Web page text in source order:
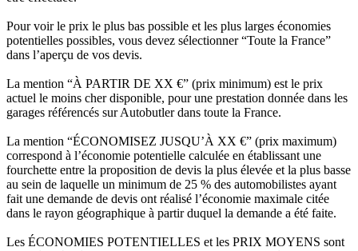
Pour voir le prix le plus bas possible et les plus larges économies
potentielles possibles, vous devez sélectionner “Toute la France”
dans l’aperçu de vos devis.
La mention “À PARTIR DE XX €” (prix minimum) est le prix
actuel le moins cher disponible, pour une prestation donnée dans les
garages référencés sur Autobutler dans toute la France.
La mention “ÉCONOMISEZ JUSQU’À XX €” (prix maximum)
correspond à l’économie potentielle calculée en établissant une
fourchette entre la proposition de devis la plus élevée et la plus basse
au sein de laquelle un minimum de 25 % des automobilistes ayant
fait une demande de devis ont réalisé l’économie maximale citée
dans le rayon géographique à partir duquel la demande a été faite.
Les ÉCONOMIES POTENTIELLES et les PRIX MOYENS sont